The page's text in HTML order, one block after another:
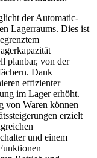
der Automatic-
Lagerraums. Dies ist
planbar, von der
Dank
effizienter
im Lager erhöht.
von Waren können
erzielt
und einem